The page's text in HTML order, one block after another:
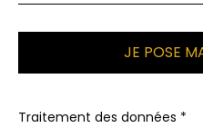
Traitement des données *